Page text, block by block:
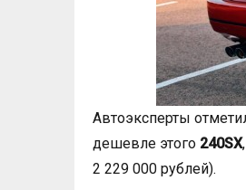
Автоэксперты
дешевле этого 240SX
2 229 000 рублей).